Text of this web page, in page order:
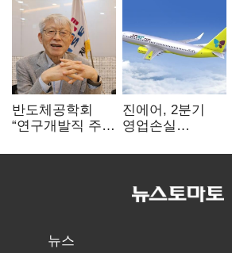
반도체공학회
“연구개발직 주
개선해야”
진에어, 2분기
영업손실
상승 여파
뉴스